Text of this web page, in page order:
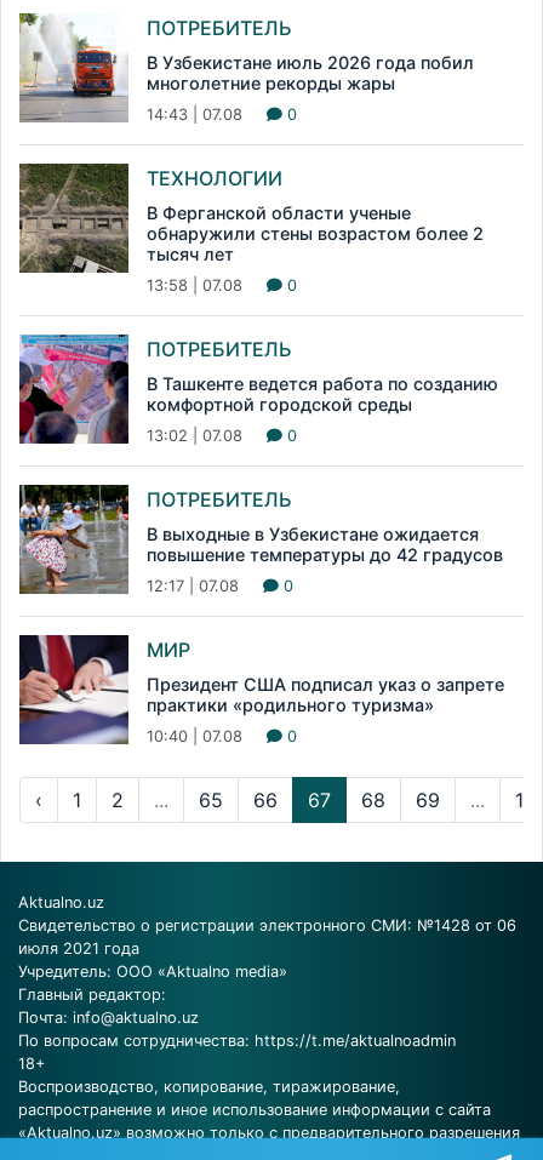
ПОТРЕБИТЕЛЬ
В Узбекистане июль 2026 года побил
многолетние рекорды жары
14:43 | 07.08 0
ТЕХНОЛОГИИ
В Ферганской области ученые
обнаружили стены возрастом более 2
тысяч лет
13:58 | 07.08 0
ПОТРЕБИТЕЛЬ
В Ташкенте ведется работа по созданию
комфортной городской среды
13:02 | 07.08 0
ПОТРЕБИТЕЛЬ
В выходные в Узбекистане ожидается
повышение температуры до 42 градусов
12:17 | 07.08 0
МИР
Президент США подписал указ о запрете
практики «родильного туризма»
10:40 | 07.08 0
‹ 1 2 ... 65 66 67 68 69 ...
Aktualno.uz
Свидетельство о регистрации электронного СМИ: №1428 от 06
июля 2021 года
Учредитель: ООО «Aktualno media»
Главный редактор:
Почта: info@aktualno.uz
По вопросам сотрудничества: https://t.me/aktualnoadmin
18+
Воспроизводство, копирование, тиражирование,
распространение и иное использование информации с сайта
«Aktualno.uz» возможно только с предварительного разрешения